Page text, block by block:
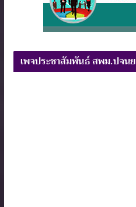
เพจประชาสัมพันธ์ สพม.ปจนย